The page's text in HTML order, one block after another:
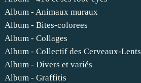
Album - Animaux muraux
Album - Bites-colorees
Album - Collages
Album - Collectif des Cerveaux-Lents
Album - Divers et variés
Album - Graffitis